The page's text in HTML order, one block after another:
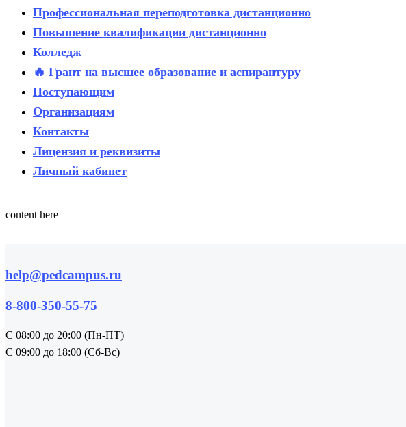
Профессиональная переподготовка дистанционно
Повышение квалификации дистанционно
Колледж
🔥 Грант на высшее образование и аспирантуру
Поступающим
Организациям
Контакты
Лицензия и реквизиты
Личный кабинет
content here
help@pedcampus.ru
8-800-350-55-75
С 08:00 до 20:00 (Пн-ПТ)
С 09:00 до 18:00 (Сб-Вс)